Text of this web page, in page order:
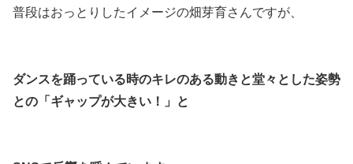
普段はおっとりしたイメージの畑芽育さんですが、
ダンスを踊っている時のキレのある動きと堂々とした姿勢
との「ギャップが大きい！」と